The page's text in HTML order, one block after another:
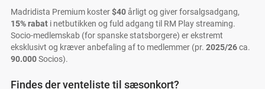
Madridista Premium koster$40årligt og giver forsalgsadgang,
15% rabat i netbutikken og fuld adgang til RM Play streaming.
Socio-medlemskab (for spanske statsborgere) er ekstremt
eksklusivt og kræver anbefaling af to medlemmer (pr. 2025/26ca.
90.000Socios).
Findes der venteliste til sæsonkort?